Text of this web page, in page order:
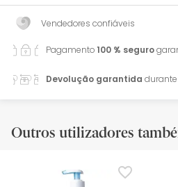
Vendedores confiáveis
Pagamento100 % seguro
Devolução garantida durante
Outros utilizadores